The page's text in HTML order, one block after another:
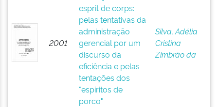
2001
esprit de corps:
pelas tentativas da
administração
gerencial por um
discurso da
eficiência e pelas
tentações dos
"espíritos de
porco"
Silva, Adélia
Cristina
Zimbrão da